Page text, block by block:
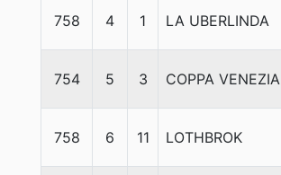
758 4 1 LA UBERLINDA
754 5 3 COPPA VENEZIA
758 6 11 LOTHBROK